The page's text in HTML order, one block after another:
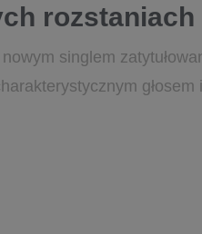
rozstaniach
singlem